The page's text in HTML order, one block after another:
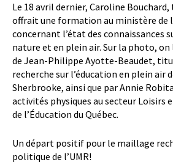
Le 18 avril dernier, Caroline Bouchard,
offrait une formation au ministère de
concernant l’état des connaissances
nature et en plein air. Sur la photo,
de Jean-Philippe Ayotte-Beaudet,
recherche sur l’éducation en plein air
Sherbrooke, ainsi que par Annie
activités physiques au secteur Loisirs
de l’Éducation du Québec.
Un départ positif pour le maillage
politique de l’UMR!